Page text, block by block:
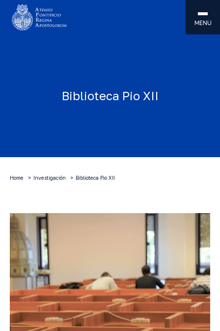
MENU
Biblioteca Pio XII
Home Investigación Biblioteca Pio XII